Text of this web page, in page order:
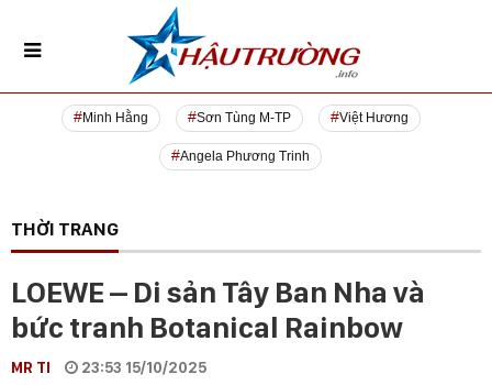
Minh Hằng Sơn Tùng M-TP Việt Hương
Angela Phương Trinh
THỜI TRANG
LOEWE – Di sản Tây Ban Nha và
bức tranh Botanical Rainbow
MR TI 23:53 15/10/2025